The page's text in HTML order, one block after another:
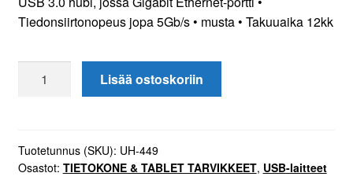
Tiedonsiirtonopeus jopa 5Gb/s • musta • Takuuaika 12kk
+
Gigabit
Lisää ostoskoriin
Tuotetunnus (SKU): UH-449
Osastot: TIETOKONE & TABLET TARVIKKEET, USB-laitteet